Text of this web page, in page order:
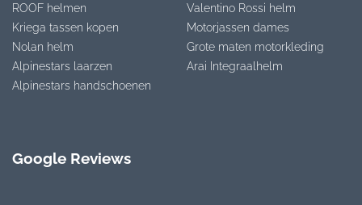
ROOF helmen
Kriega tassen kopen
Nolan helm
Alpinestars laarzen
Alpinestars handschoenen
Valentino Rossi helm
Motorjassen dames
Grote maten motorkleding
Arai Integraalhelm
Google Reviews